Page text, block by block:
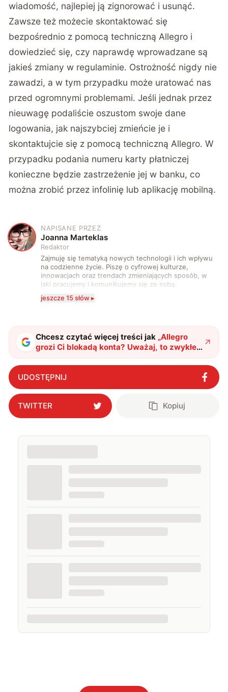
wiadomość, najlepiej ją zignorować i usunąć.
Zawsze też możecie skontaktować się
bezpośrednio z pomocą techniczną Allegro i
dowiedzieć się, czy naprawdę wprowadzane są
jakieś zmiany w regulaminie. Ostrożność nigdy nie
zawadzi, a w tym przypadku może uratować nas
przed ogromnymi problemami. Jeśli jednak przez
nieuwagę podaliście oszustom swoje dane
logowania, jak najszybciej zmieńcie je i
skontaktujcie się z pomocą techniczną Allegro. W
przypadku podania numeru karty płatniczej
konieczne będzie zastrzeżenie jej w banku, co
można zrobić przez infolinię lub aplikację mobilną.
J
NAPISANE PRZEZ
Joanna Marteklas
Redaktor
Zajmuję się tematyką nowych technologii i ich wpływu
na codzienne życie. Piszę o cyfrowej kulturze,
innowacjach oraz trendach zmieniających sposób, w
jaki pracujemy i komunikujemy się ze sobą.
technologii a współczesną popkulturą. W wolnych
jeszcze 15 słów ▸
Chcesz czytać więcej treści jak „Allegro
grozi Ci blokadą konta? Uważaj, to zwykłe
oszustwo"?
UDOSTĘPNIJ
TWITTER Kopiuj